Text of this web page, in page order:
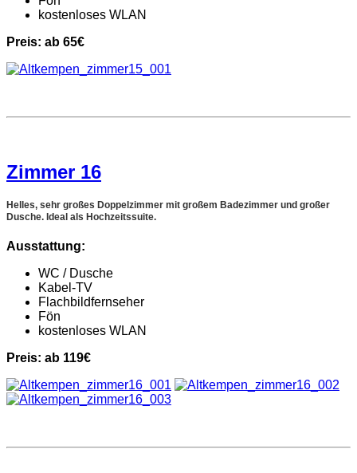
kostenloses WLAN
Preis: ab 65€
Zimmer 16
Helles, sehr großes Doppelzimmer mit großem Badezimmer und großer
Dusche. Ideal als Hochzeitssuite.
Ausstattung:
WC / Dusche
Kabel-TV
Flachbildfernseher
Fön
kostenloses WLAN
Preis: ab 119€